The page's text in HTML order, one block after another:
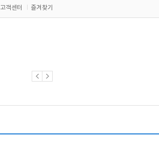
고객센터 즐겨찾기